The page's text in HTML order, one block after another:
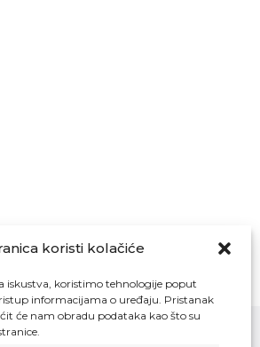
koristi kolačiće
iskustva, koristimo tehnologije poput
informacijama o uređaju. Pristanak
će nam obradu podataka kao što su